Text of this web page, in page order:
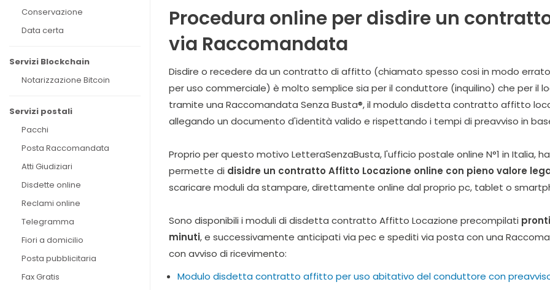
Conservazione
Data certa
Servizi Blockchain
Notarizzazione Bitcoin
Servizi postali
Pacchi
Posta Raccomandata
Atti Giudiziari
Disdette online
Reclami online
Telegramma
Fiori a domicilio
Posta pubblicitaria
Fax Gratis
Procedura online per disdire un
via Raccomandata
Disdire o recedere da un contratto di affitto (chiamato spesso cosi in modo
per uso commerciale) è molto semplice sia per il conduttore (inquilino) che per
tramite una Raccomandata Senza Busta®, il modulo disdetta contratto affitto
allegando un documento d'identità valido e rispettando i tempi di preavviso in
Proprio per questo motivo LetteraSenzaBusta, l'ufficio postale online N°1 in Italia,
permette di disidre un contratto Affitto Locazione online con pieno valore
scaricare moduli da stampare, direttamente online dal proprio pc, tablet o
Sono disponibili i moduli di disdetta contratto Affitto Locazione precompilati
minuti, e successivamente anticipati via pec e spediti via posta con una
con avviso di ricevimento:
Modulo disdetta contratto affitto per uso abitativo del conduttore con